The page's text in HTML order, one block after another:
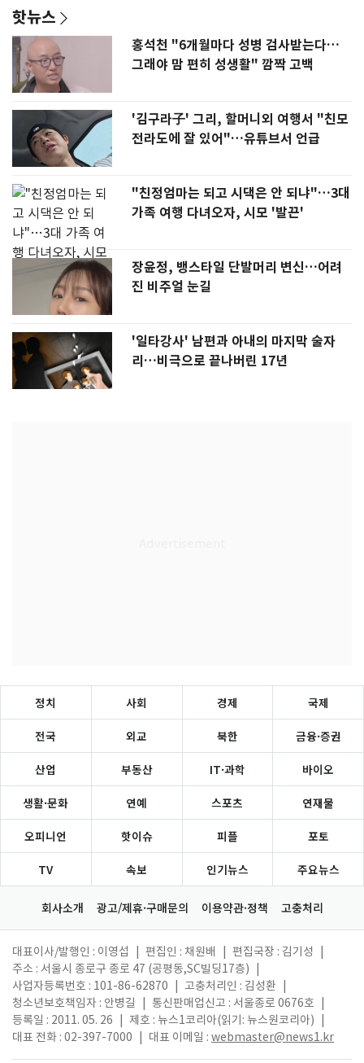
핫뉴스
홍석천 "6개월마다 성병 검사받는다…
그래야 맘 편히 성생활" 깜짝 고백
'김구라子' 그리, 할머니외 여행서 "친모
전라도에 잘 있어"…유튜브서 언급
"친정엄마는 되고 시댁은 안 되냐"…3대
가족 여행 다녀오자, 시모 '발끈'
장윤정, 뱅스타일 단발머리 변신…어려
진 비주얼 눈길
'일타강사' 남편과 아내의 마지막 술자
리…비극으로 끝나버린 17년
정치 사회 경제 국제
전국 외교 북한 금융·증권
산업 부동산 IT·과학 바이오
생활·문화 연예 스포츠 연재물
오피니언 핫이슈 피플 포토
TV 속보 인기뉴스 주요뉴스
회사소개 광고/제휴·구매문의 이용약관·정책 고충처리
대표이사/발행인 : 이영섭 편집인 : 채원배 편집국장 : 김기성
주소 : 서울시 종로구 종로 47 (공평동,SC빌딩17층)
사업자등록번호 : 101-86-62870
고충처리인 : 김성환
청소년보호책임자 : 안병길
통신판매업신고 : 서울종로 0676호
등록일 : 2011. 05. 26
제호 : 뉴스1코리아(읽기: 뉴스원코리아)
대표 전화 : 02-397-7000
대표 이메일 : webmaster@news1.kr